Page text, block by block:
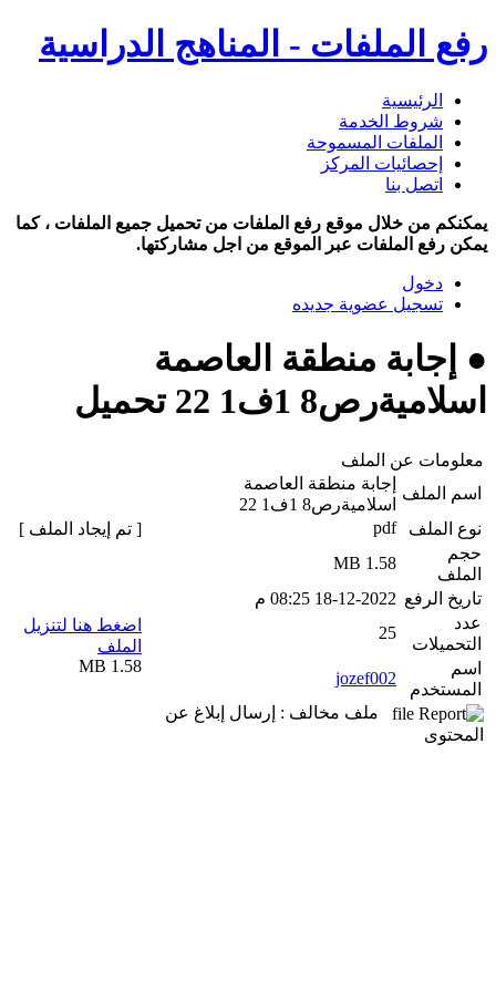
رفع الملفات - المناهج الدراسية
الرئيسية
شروط الخدمة
الملفات المسموحة
إحصائيات المركز
اتصل بنا
يمكنكم من خلال موقع رفع الملفات من تحميل جميع الملفات ، كما
يمكن رفع الملفات عبر الموقع من اجل مشاركتها.
دخول
تسجيل عضوية جديده
● إجابة منطقة العاصمة
اسلاميةرص8 1ف1 22 تحميل
معلومات عن الملف
اسم الملف
إجابة منطقة العاصمة
اسلاميةرص8 1ف1 22
نوع الملف
pdf
حجم
الملف
1.58 MB
تاريخ الرفع 18-12-2022 08:25 م
عدد
التحميلات
25
اسم
المستخدم
jozef002
ملف مخالف : إرسال إبلاغ عن
المحتوى
[ تم إيجاد الملف ]
اضغط هنا لتنزيل
الملف
1.58 MB